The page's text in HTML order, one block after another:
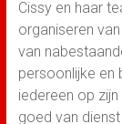
Cissy en haar
organiseren
van
persoonlijke en
iedereen op
goed van